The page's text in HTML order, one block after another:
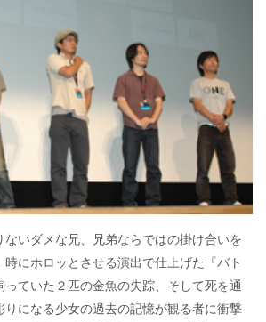
ないダメな兄、兄弟ならではの掛け合いを
にホロッとさせる演出で仕上げた『バト
っていた２匹の金魚の失踪、そして死を通
りになる少女の過去の記憶が観る者に衝撃